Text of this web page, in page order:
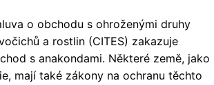
o obchodu s ohroženými druhy
a rostlin (CITES) zakazuje
s anakondami. Některé země, jako
mají také zákony na ochranu těchto